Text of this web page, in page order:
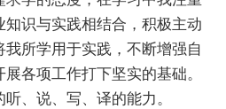
识与实践相结合，积极主动
所学用于实践，不断增强自
各项工作打下坚实的基础。
、说、写、译的能力。